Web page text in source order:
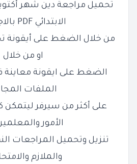
تحميل مراجعة دين شهر
الابتدائي PDF بالاجابات
من خلال الضغط على أيقونة
او من خلال
الضغط على ايقونة معاينة
الملفات
على أكثر من سيرفر ليتمكن
الأمور
تنزيل وتحميل المراجعات
والملازم